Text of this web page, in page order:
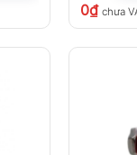
0₫ chưa